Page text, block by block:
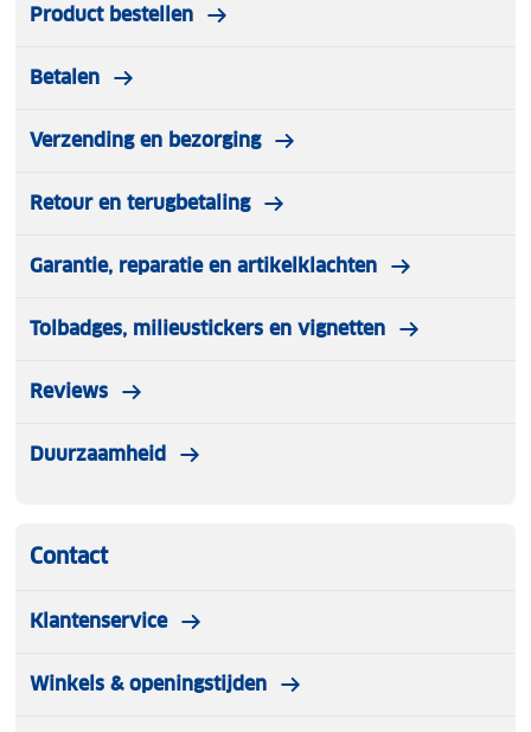
Product bestellen
Betalen
Verzending en bezorging
Retour en terugbetaling
Garantie, reparatie en artikelklachten
Tolbadges, milieustickers en vignetten
Reviews
Duurzaamheid
Contact
Klantenservice
Winkels & openingstijden